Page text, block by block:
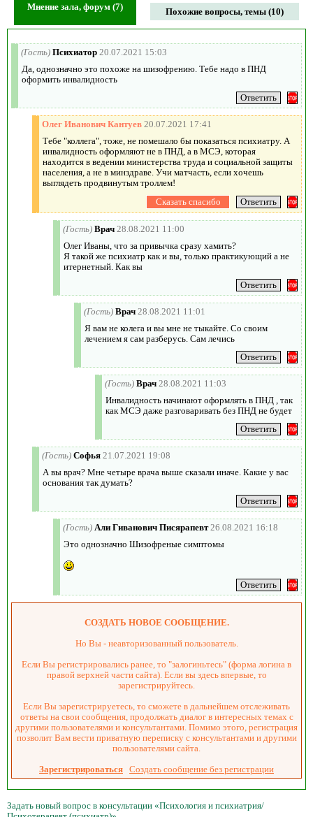
Мнение зала, форум (7) Похожие вопросы, темы (10)
(Гость) Психиатор 20.07.2021 15:03
Да, однозначно это похоже на шизофрению. Тебе надо в ПНД
оформить инвалидность
Олег Иванович Кантуев 20.07.2021 17:41
Тебе "коллега", тоже, не помешало бы показаться психиатру. А
инвалидность оформляют не в ПНД, а в МСЭ, которая
находится в ведении министерства труда и социальной защиты
населения, а не в минздраве. Учи матчасть, если хочешь
выглядеть продвинутым троллем!
(Гость) Врач 28.08.2021 11:00
Олег Иваны, что за привычка сразу хамить?
Я такой же психиатр как и вы, только практикующий а не
итернетный. Как вы
(Гость) Врач 28.08.2021 11:01
Я вам не колега и вы мне не тыкайте. Со своим
лечением я сам разберусь. Сам лечись
(Гость) Врач 28.08.2021 11:03
Инвалидность начинают оформлять в ПНД , так
как МСЭ даже разговаривать без ПНД не будет
(Гость) Софья 21.07.2021 19:08
А вы врач? Мне четыре врача выше сказали иначе. Какие у вас
основания так думать?
(Гость) Али Гиванович Писярапевт 26.08.2021 16:18
Это однозначно Шизофреные симптомы
СОЗДАТЬ НОВОЕ СООБЩЕНИЕ.
Но Вы - неавторизованный пользователь.
Если Вы регистрировались ранее, то "залогиньтесь" (форма логина в
правой верхней части сайта). Если вы здесь впервые, то
зарегистрируйтесь.
Если Вы зарегистрируетесь, то сможете в дальнейшем отслеживать
ответы на свои сообщения, продолжать диалог в интересных темах с
другими пользователями и консультантами. Помимо этого, регистрация
позволит Вам вести приватную переписку с консультантами и другими
пользователями сайта.
Зарегистрироваться Создать сообщение без регистрации
Задать новый вопрос в консультации «Психология и психиатрия/